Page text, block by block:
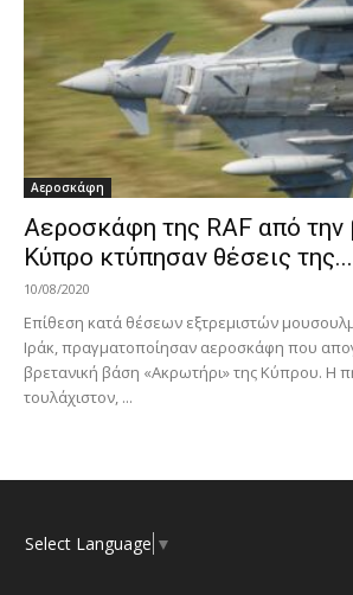
Αεροσκάφη
Αεροσκάφη της RAF από την
Κύπρο κτύπησαν θέσεις της...
10/08/2020
Επίθεση κατά θέσεων εξτρεμιστών
Ιράκ, πραγματοποίησαν αεροσκάφη που
βρετανική βάση «Ακρωτήρι» της Κύπρου. Η
τουλάχιστον, ...
Select Language ▼